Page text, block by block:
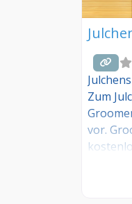
Zum
vor.